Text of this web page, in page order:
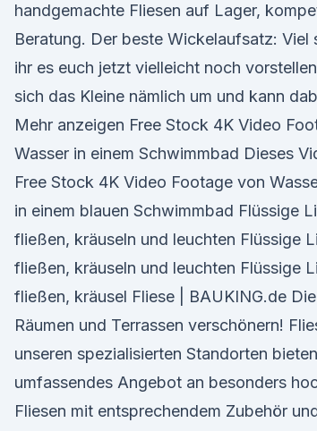
handgemachte Fliesen auf Lager,
Beratung. Der beste Wickelaufsatz: Viel
ihr es euch jetzt vielleicht noch
sich das Kleine nämlich um und kann
Mehr anzeigen Free Stock 4K Video
Wasser in einem Schwimmbad Dieses
Free Stock 4K Video Footage von
in einem blauen Schwimmbad Flüssige
fließen, kräuseln und leuchten Flüssige
fließen, kräuseln und leuchten Flüssige
fließen, kräusel Fliese | BAUKING.de
Räumen und Terrassen verschönern!
unseren spezialisierten Standorten
umfassendes Angebot an besonders
Fliesen mit entsprechendem Zubehör